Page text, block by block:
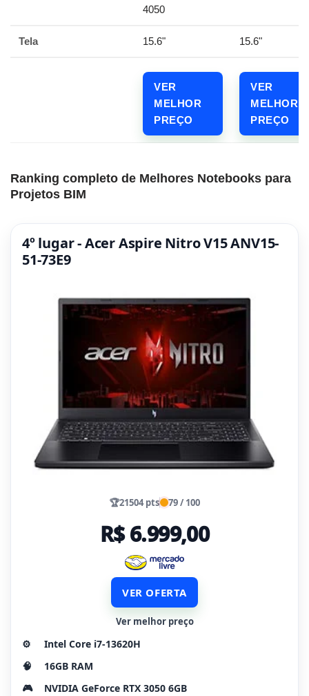
4050
Tela 15.6" 15.6"
VER
MELHOR
PREÇO
VER
MELHOR
PREÇO
Ranking completo de Melhores Notebooks para
Projetos BIM
4º lugar - Acer Aspire Nitro V15 ANV15-
51-73E9
🏆21504 pts 79 / 100
R$ 6.999,00
VER OFERTA
Ver melhor preço
⚙️
Intel Core i7-13620H
🧠
16GB RAM
🎮
NVIDIA GeForce RTX 3050 6GB